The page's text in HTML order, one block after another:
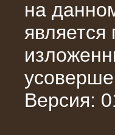
10.10.2015
модули 3 МВт и
компании
на
является
Версия: